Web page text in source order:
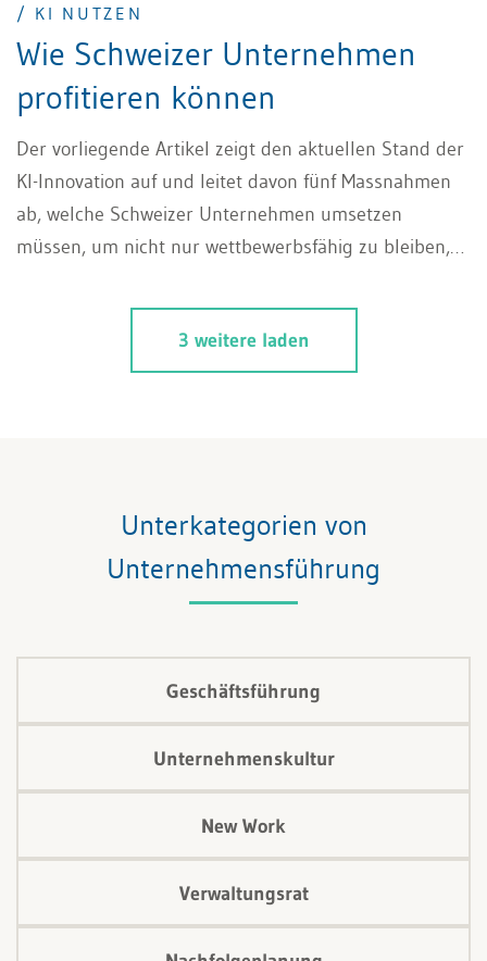
/ KI NUTZEN
Wie Schweizer Unternehmen
profitieren können
Der vorliegende Artikel zeigt den aktuellen Stand der
KI-Innovation auf und leitet davon fünf Massnahmen
ab, welche Schweizer Unternehmen umsetzen
müssen, um nicht nur wettbewerbsfähig zu bleiben,
nutzen zu können.
3 weitere laden
Unterkategorien von
Unternehmensführung
Geschäftsführung
Unternehmenskultur
New Work
Verwaltungsrat